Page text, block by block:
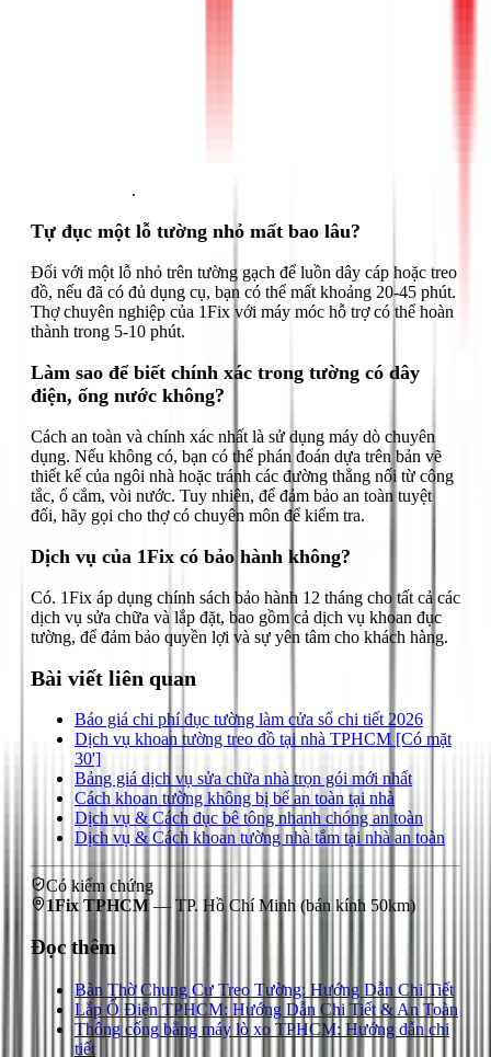
.
Tự đục một lỗ tường nhỏ mất bao lâu?
Đối với một lỗ nhỏ trên tường gạch để luồn dây cáp hoặc treo
đồ, nếu đã có đủ dụng cụ, bạn có thể mất khoảng 20-45 phút.
Thợ chuyên nghiệp của 1Fix với máy móc hỗ trợ có thể hoàn
thành trong 5-10 phút.
Làm sao để biết chính xác trong tường có dây
điện, ống nước không?
Cách an toàn và chính xác nhất là sử dụng máy dò chuyên
dụng. Nếu không có, bạn có thể phán đoán dựa trên bản vẽ
thiết kế của ngôi nhà hoặc tránh các đường thẳng nối từ công
tắc, ổ cắm, vòi nước. Tuy nhiên, để đảm bảo an toàn tuyệt
đối, hãy gọi cho thợ có chuyên môn để kiểm tra.
Dịch vụ của 1Fix có bảo hành không?
Có. 1Fix áp dụng chính sách bảo hành 12 tháng cho tất cả các
dịch vụ sửa chữa và lắp đặt, bao gồm cả dịch vụ khoan đục
tường, để đảm bảo quyền lợi và sự yên tâm cho khách hàng.
Bài viết liên quan
Báo giá chi phí đục tường làm cửa sổ chi tiết 2026
Dịch vụ khoan tường treo đồ tại nhà TPHCM [Có mặt
30']
Bảng giá dịch vụ sửa chữa nhà trọn gói mới nhất
Cách khoan tường không bị bể an toàn tại nhà
Dịch vụ & Cách đục bê tông nhanh chóng an toàn
Dịch vụ & Cách khoan tường nhà tắm tại nhà an toàn
Có kiểm chứng
1Fix TPHCM — TP. Hồ Chí Minh (bán kính 50km)
Đọc thêm
Bàn Thờ Chung Cư Treo Tường: Hướng Dẫn Chi Tiết
Lắp Ổ Điện TPHCM: Hướng Dẫn Chi Tiết & An Toàn
Thông cống bằng máy lò xo TPHCM: Hướng dẫn chi
tiết